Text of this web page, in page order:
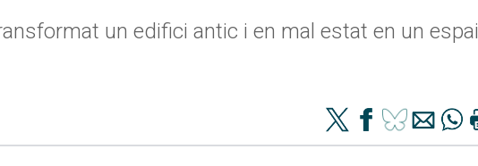
un edifici antic i en mal estat en un espai